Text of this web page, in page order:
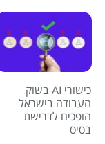
כישורי AI בשוק
העבודה בישראל
הופכים לדרישת
בסיס